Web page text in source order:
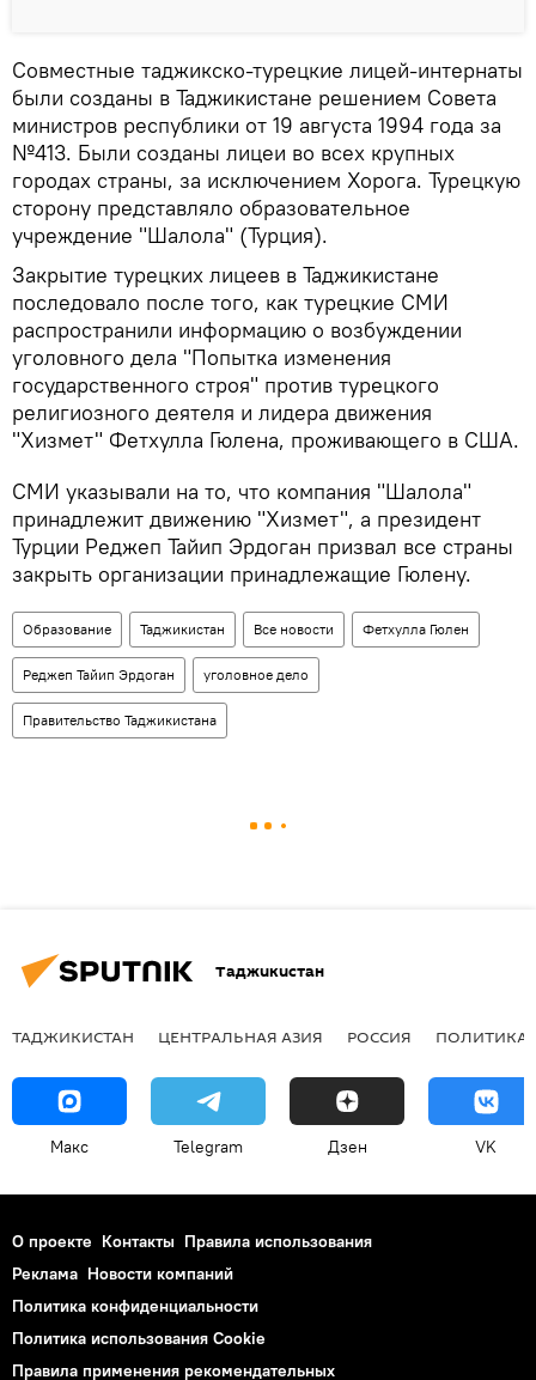
Совместные таджикско-турецкие лицей-интернаты
были созданы в Таджикистане решением Совета
министров республики от 19 августа 1994 года за
№413. Были созданы лицеи во всех крупных
городах страны, за исключением Хорога. Турецкую
сторону представляло образовательное
учреждение "Шалола" (Турция).
Закрытие турецких лицеев в Таджикистане
последовало после того, как турецкие СМИ
распространили информацию о возбуждении
уголовного дела "Попытка изменения
государственного строя" против турецкого
религиозного деятеля и лидера движения
"Хизмет" Фетхулла Гюлена, проживающего в США.
СМИ указывали на то, что компания "Шалола"
принадлежит движению "Хизмет", а президент
Турции Реджеп Тайип Эрдоган призвал все страны
закрыть организации принадлежащие Гюлену.
Образование Таджикистан Все новости Фетхулла Гюлен
Реджеп Тайип Эрдоган уголовное дело
Правительство Таджикистана
Таджикистан
ТАДЖИКИСТАН ЦЕНТРАЛЬНАЯ АЗИЯ РОССИЯ ПОЛИТИКА
Макс Telegram Дзен VK
О проекте Контакты Правила использования
Реклама Новости компаний
Политика конфиденциальности
Политика использования Cookie
Правила применения рекомендательных